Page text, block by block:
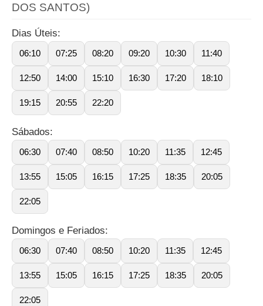
DOS SANTOS)
Dias Úteis:
06:10 07:25 08:20 09:20 10:30 11:40
12:50 14:00 15:10 16:30 17:20 18:10
19:15 20:55 22:20
Sábados:
06:30 07:40 08:50 10:20 11:35 12:45
13:55 15:05 16:15 17:25 18:35 20:05
22:05
Domingos e Feriados:
06:30 07:40 08:50 10:20 11:35 12:45
13:55 15:05 16:15 17:25 18:35 20:05
22:05